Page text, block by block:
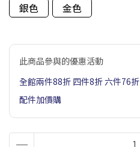
銀色
金色
此商品參與的優惠活動
全館兩件88折 四件8折 六件76折
配件加價購